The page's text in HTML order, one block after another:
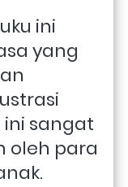
ini
yang
ini sangat
oleh para